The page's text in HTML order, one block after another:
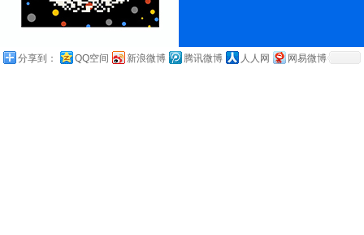
分享到： QQ空间 新浪微博 腾讯微博 人人网 网易微博